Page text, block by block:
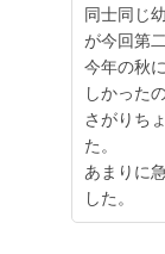
同士同じ
が今回第
今年の秋
しかった
さがりち
た。
あまりに
した。